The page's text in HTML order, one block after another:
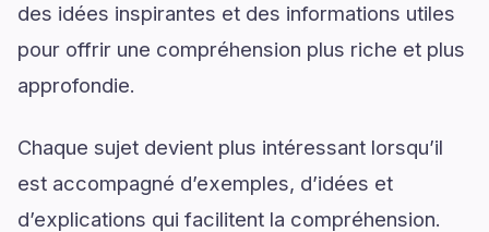
des idées inspirantes et des informations utiles
pour offrir une compréhension plus riche et plus
approfondie.
Chaque sujet devient plus intéressant lorsqu’il
est accompagné d’exemples, d’idées et
d’explications qui facilitent la compréhension.